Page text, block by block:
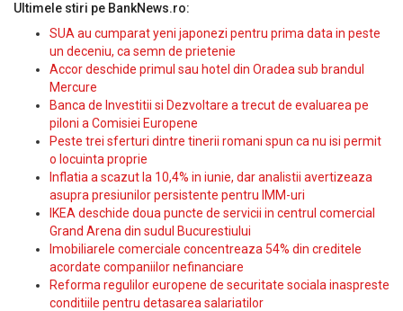
Ultimele stiri pe BankNews.ro:
SUA au cumparat yeni japonezi pentru prima data in peste
un deceniu, ca semn de prietenie
Accor deschide primul sau hotel din Oradea sub brandul
Mercure
Banca de Investitii si Dezvoltare a trecut de evaluarea pe
piloni a Comisiei Europene
Peste trei sferturi dintre tinerii romani spun ca nu isi permit
o locuinta proprie
Inflatia a scazut la 10,4% in iunie, dar analistii avertizeaza
asupra presiunilor persistente pentru IMM-uri
IKEA deschide doua puncte de servicii in centrul comercial
Grand Arena din sudul Bucurestiului
Imobiliarele comerciale concentreaza 54% din creditele
acordate companiilor nefinanciare
Reforma regulilor europene de securitate sociala inaspreste
conditiile pentru detasarea salariatilor